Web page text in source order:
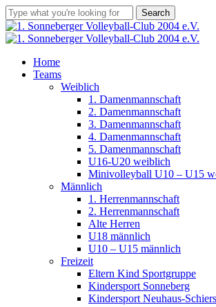
Skip
to
main
Search
Close
Search
Menu
Home
Teams
Weiblich
1. Damenmannschaft
2. Damenmannschaft
3. Damenmannschaft
4. Damenmannschaft
5. Damenmannschaft
U16-U20 weiblich
Minivolleyball U10 – U15
Männlich
1. Herrenmannschaft
2. Herrenmannschaft
Alte Herren
U18 männlich
U10 – U15 männlich
Freizeit
Eltern Kind Sportgruppe
Kindersport Sonneberg
Kindersport Neuhaus-